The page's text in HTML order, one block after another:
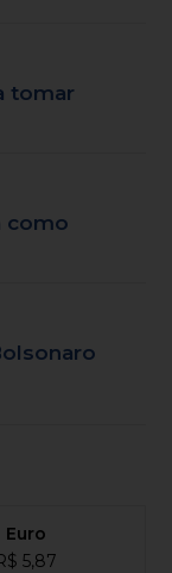
tomar
como
Euro
5,87